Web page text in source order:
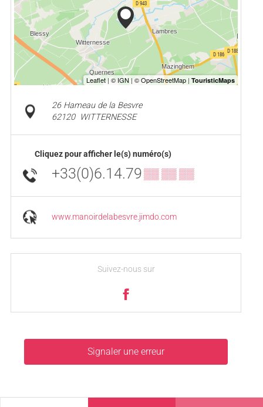
26 Hameau de la Besvre
62120
WITTERNESSE
Cliquez pour afficher le(s) numéro(s)
+33(0)6.14.79▒▒ ▒▒ ▒▒
www.manoirdelabesvre.jimdo.com
Suivez-nous sur
Signaler une erreur